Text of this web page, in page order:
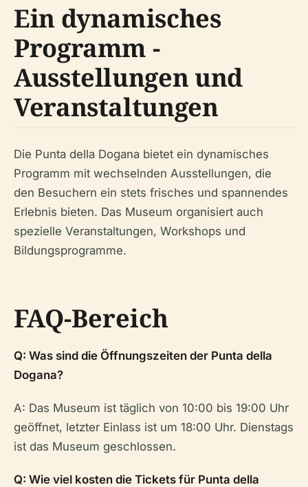
Ein dynamisches
Programm -
Ausstellungen und
Veranstaltungen
Die Punta della Dogana bietet ein dynamisches
Programm mit wechselnden Ausstellungen, die
den Besuchern ein stets frisches und spannendes
Erlebnis bieten. Das Museum organisiert auch
spezielle Veranstaltungen, Workshops und
Bildungsprogramme.
FAQ-Bereich
Q: Was sind die Öffnungszeiten der Punta della
Dogana?
A: Das Museum ist täglich von 10:00 bis 19:00 Uhr
geöffnet, letzter Einlass ist um 18:00 Uhr. Dienstags
ist das Museum geschlossen.
Q: Wie viel kosten die Tickets für Punta della